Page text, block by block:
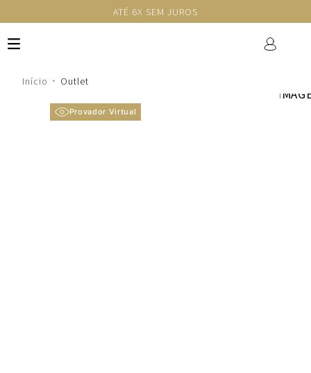
ATÉ 6X SEM JUROS
Outlet
Provador Virtual